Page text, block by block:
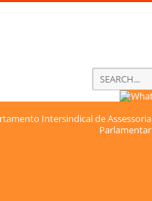
Intersindical de Assessoria
Parlamentar